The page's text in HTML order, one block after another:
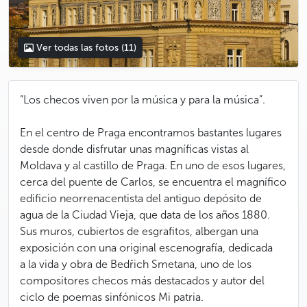
Ver todas las fotos (11)
“Los checos viven por la música y para la música”.
En el centro de Praga encontramos bastantes lugares
desde donde disfrutar unas magníficas vistas al
Moldava y al castillo de Praga. En uno de esos lugares,
cerca del puente de Carlos, se encuentra el magnífico
edificio neorrenacentista del antiguo depósito de
agua de la Ciudad Vieja, que data de los años 1880.
Sus muros, cubiertos de esgrafitos, albergan una
exposición con una original escenografía, dedicada
a la vida y obra de Bedřich Smetana, uno de los
compositores checos más destacados y autor del
ciclo de poemas sinfónicos Mi patria.